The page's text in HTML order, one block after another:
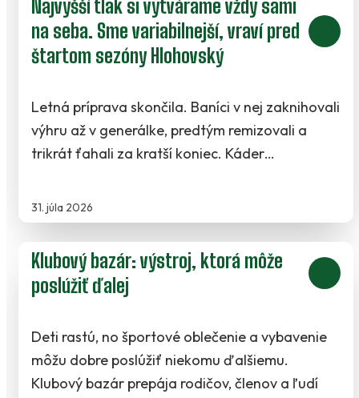
Najvyšší tlak si vytvárame vždy sami
na seba. Sme variabilnejší, vraví pred
štartom sezóny Hlohovský
31. júla 2026
Letná príprava skončila. Baníci v nej zaknihovali
výhru až v generálke, predtým remizovali a
trikrát ťahali za kratší koniec. Káder…
Klubový bazár: výstroj, ktorá môže
poslúžiť ďalej
Deti rastú, no športové oblečenie a vybavenie
môžu dobre poslúžiť niekomu ďalšiemu.
Klubový bazár prepája rodičov, členov a ľudí